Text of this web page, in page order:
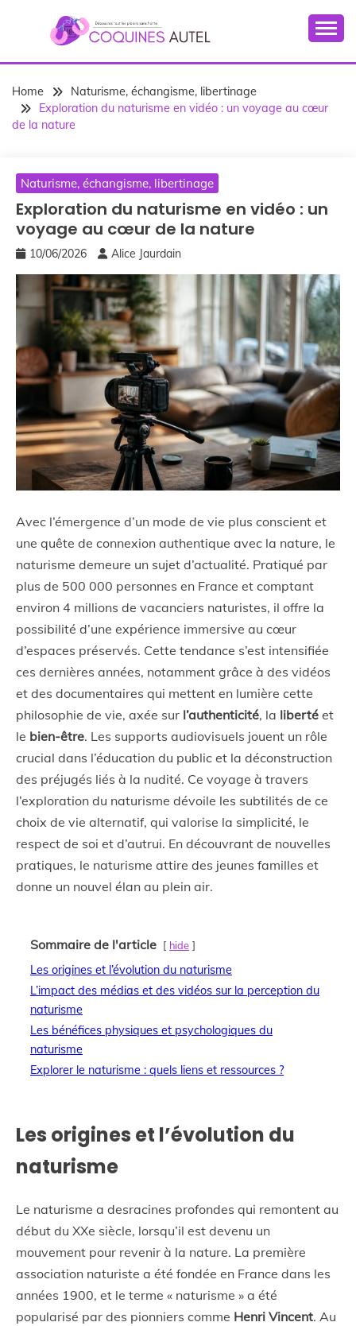
Home
Naturisme, échangisme, libertinage
Exploration du naturisme en vidéo : un voyage au cœur
de la nature
Naturisme, échangisme, libertinage
Exploration du naturisme en vidéo : un
voyage au cœur de la nature
10/06/2026 Alice Jaurdain
Avec l’émergence d’un mode de vie plus conscient et
une quête de connexion authentique avec la nature, le
naturisme demeure un sujet d’actualité. Pratiqué par
plus de 500 000 personnes en France et comptant
environ 4 millions de vacanciers naturistes, il offre la
possibilité d’une expérience immersive au cœur
d’espaces préservés. Cette tendance s’est intensifiée
ces dernières années, notamment grâce à des vidéos
et des documentaires qui mettent en lumière cette
philosophie de vie, axée sur l’authenticité, la liberté et
le bien-être. Les supports audiovisuels jouent un rôle
crucial dans l’éducation du public et la déconstruction
des préjugés liés à la nudité. Ce voyage à travers
l’exploration du naturisme dévoile les subtilités de ce
choix de vie alternatif, qui valorise la simplicité, le
respect de soi et d’autrui. En découvrant de nouvelles
pratiques, le naturisme attire des jeunes familles et
donne un nouvel élan au plein air.
Sommaire de l'article hide
Les origines et l’évolution du naturisme
L’impact des médias et des vidéos sur la perception du
naturisme
Les bénéfices physiques et psychologiques du
naturisme
Explorer le naturisme : quels liens et ressources ?
Les origines et l’évolution du
naturisme
Le naturisme a desracines profondes qui remontent au
début du XXe siècle, lorsqu’il est devenu un
mouvement pour revenir à la nature. La première
association naturiste a été fondée en France dans les
années 1900, et le terme « naturisme » a été
popularisé par des pionniers comme Henri Vincent. Au